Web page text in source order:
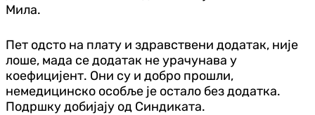
Мила.
Пет одсто на плату и здравствени додатак, није
лоше, мада се додатак не урачунава у
коефицијент. Они су и добро прошли,
немедицинско особље је остало без додатка.
Подршку добијају од Синдиката.